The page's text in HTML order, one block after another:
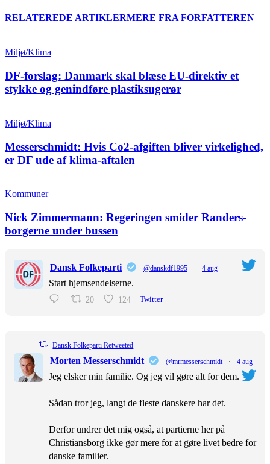
RELATEREDE ARTIKLERMERE FRA FORFATTEREN
Miljø/Klima
DF-forslag: Danmark skal blæse EU-direktiv et
stykke og genindføre plastiksugerør
Miljø/Klima
Messerschmidt: Hvis Co2-afgiften bliver virkelighed,
er DF ude af klima-aftalen
Kommuner
Nick Zimmermann: Regeringen smider Randers-
borgerne under bussen
Dansk Folkeparti @danskdf1995 · 4 aug
Start hjemsendelserne.
20 124 Twitter
Dansk Folkeparti Retweeted
Morten Messerschmidt @mrmesserschmidt · 4 aug
Jeg elsker min familie. Og jeg vil gøre alt for dem.
Sådan tror jeg, langt de fleste danskere har det.
Derfor undrer det mig også, at partierne her på
Christiansborg ikke gør mere for at gøre livet bedre for
danske familier.